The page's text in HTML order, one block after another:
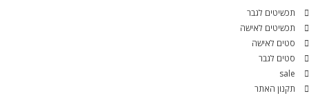
תכשיטים לגבר
תכשיטים לאישה
סטים לאישה
סטים לגבר
sale
תקנון האתר